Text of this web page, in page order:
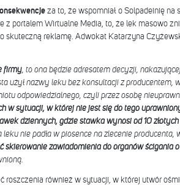
za to, że wspomniał o Solpadeinię
z portalem Wirtualne Media, to, że lek masowo
skuteczną reklamę. Adwokat Katarzyna
firmy, to ona będzie adresatem decyzji,
użył nazwy leku bez konsultacji z
odpowiedzialnego, czyli przez osobę
w sytuacji, w której nie jest się do tego
dziennych, gdzie stawka wynosi od 10
nie padła w piosence na zlecenie
skierowanie zawiadomienia do organów ścigania
roszczenia również w sytuacji, w której utwór